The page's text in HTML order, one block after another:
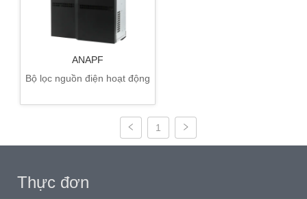
ANAPF
Bộ lọc nguồn điện hoạt động
1
Thực đơn